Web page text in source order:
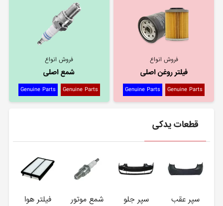
فروش انواع
فیلتر روغن اصلی
Genuine Parts
Genuine Parts
فروش انواع
شمع اصلی
Genuine Parts
Genuine Parts
قطعات یدکی
سپر عقب سپر جلو شمع موتور فیلتر هوا